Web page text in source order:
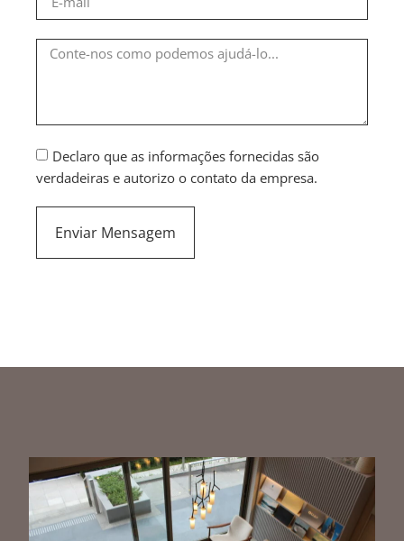
Declaro que as informações fornecidas são
verdadeiras e autorizo o contato da empresa.
Enviar Mensagem